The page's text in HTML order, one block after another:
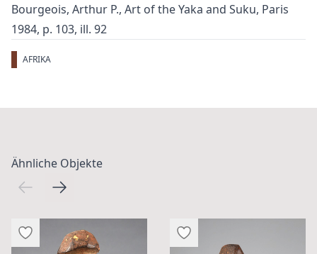
Bourgeois, Arthur P., Art of the Yaka and Suku, Paris
1984, p. 103, ill. 92
AFRIKA
Ähnliche Objekte